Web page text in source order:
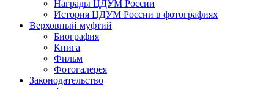
Награды ЦДУМ России
История ЦДУМ России в фотографиях
Верховный муфтий
Биография
Книга
Фильм
Фотогалерея
Законодательство